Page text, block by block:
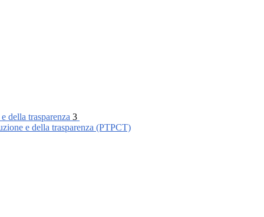
della trasparenza 3
e della trasparenza (PTPCT)